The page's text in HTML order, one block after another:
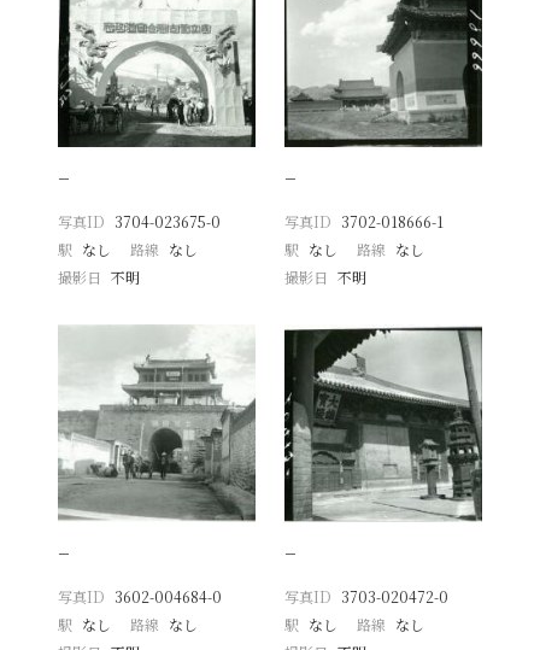
−
写真ID 3704-023675-0
駅 なし 路線 なし
撮影日
不明
−
写真ID 3702-018666-1
駅 なし 路線 なし
撮影日 不明
−
写真ID 3602-004684-0
駅 なし 路線 なし
−
写真ID 3703-020472-0
駅 なし 路線 なし